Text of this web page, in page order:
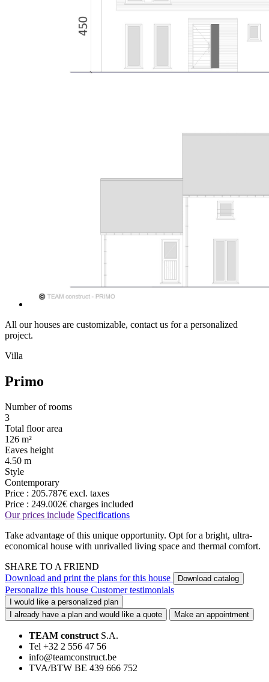
All our houses are customizable, contact us for a personalized
project.
Villa
Primo
Number of rooms
3
Total floor area
126 m²
Eaves height
4.50 m
Style
Contemporary
Price : 205.787€ excl. taxes
Price : 249.002€ charges included
Our prices include Specifications
Take advantage of this unique opportunity. Opt for a bright, ultra-
economical house with unrivalled living space and thermal comfort.
SHARE TO A FRIEND
Download and print the plans for this house
Download catalog
Personalize this house Customer testimonials
I would like a personalized plan
I already have a plan and would like a quote
Make an appointment
TEAM construct S.A.
Tel +32 2 556 47 56
info@teamconstruct.be
TVA/BTW BE 439 666 752